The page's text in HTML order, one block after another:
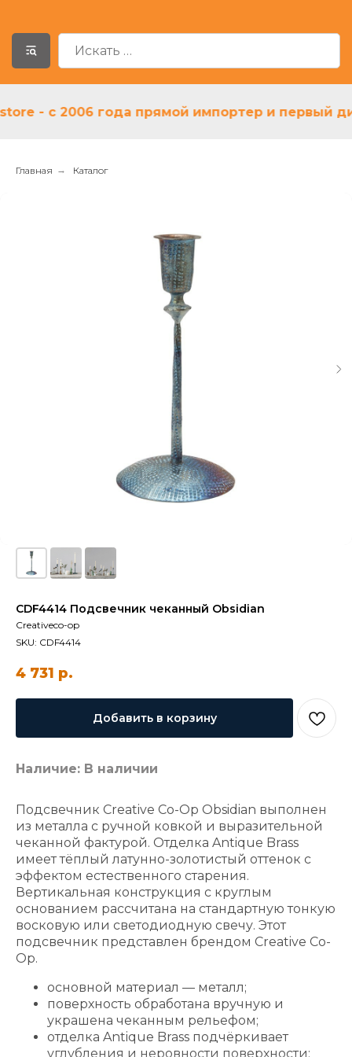
- с 2006 года прямой импортер и первый
Главная → Каталог
CDF4414 Подсвечник чеканный Obsidian
Creativeco-op
SKU: CDF4414
4 731 р.
Добавить в корзину
Наличие: В наличии
Подсвечник Creative Co-Op Obsidian выполнен
из металла с ручной ковкой и выразительной
чеканной фактурой. Отделка Antique Brass
имеет тёплый латунно-золотистый оттенок с
эффектом естественного старения.
Вертикальная конструкция с круглым
основанием рассчитана на стандартную тонкую
восковую или светодиодную свечу. Этот
подсвечник представлен брендом Creative Co-
Op.
основной материал — металл;
поверхность обработана вручную и
украшена чеканным рельефом;
отделка Antique Brass подчёркивает
углубления и неровности поверхности;